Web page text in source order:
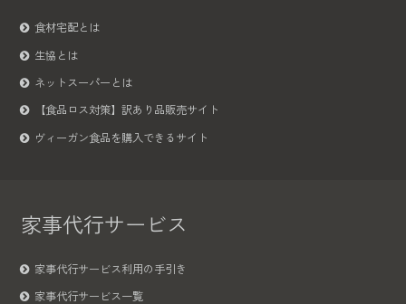
食材宅配とは
生協とは
ネットスーパーとは
【食品ロス対策】訳あり品販売サイト
ヴィーガン食品を購入できるサイト
家事代行サービス
家事代行サービス利用の手引き
家事代行サービス一覧